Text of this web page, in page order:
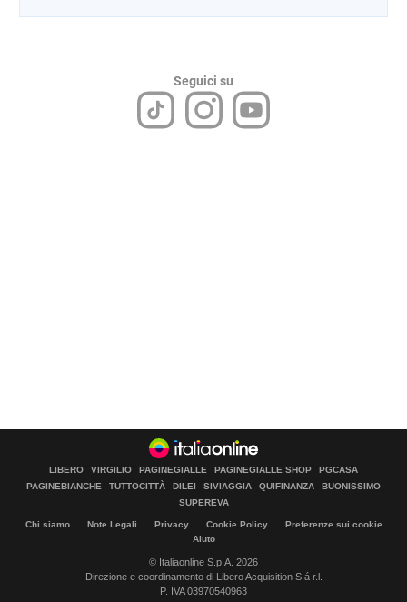
Seguici su
LIBERO VIRGILIO PAGINEGIALLE PAGINEGIALLE SHOP
PGCASA
PAGINEBIANCHE
TUTTOCITTÀ DILEI SIVIAGGIA QUIFINANZA
BUONISSIMO
SUPEREVA
Chi siamo Note Legali Privacy Cookie Policy
Preferenze sui cookie
Aiuto
© Italiaonline S.p.A. 2026
Direzione e coordinamento di Libero Acquisition S.á r.l.
P. IVA 03970540963